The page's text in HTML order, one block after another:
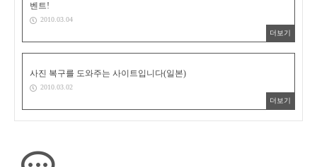
벤트!
2010.03.04
더보기
사진 복구를 도와주는 사이트입니다(일본)
2010.03.02
더보기